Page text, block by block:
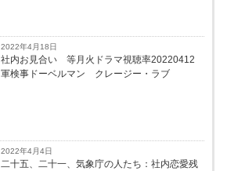
2022年4月18日
社内お見合い 等月火ドラマ視聴率20220412
軍検事ドーベルマン クレージー・ラブ
2022年4月4日
二十五、二十一、気象庁の人たち：社内恋愛残